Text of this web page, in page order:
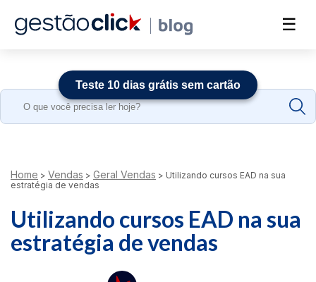
☰
Search
Home > Vendas > Geral Vendas > Utilizando cursos EAD na sua
estratégia de vendas
Utilizando cursos EAD na sua
estratégia de vendas
Teste 10 dias grátis sem cartão